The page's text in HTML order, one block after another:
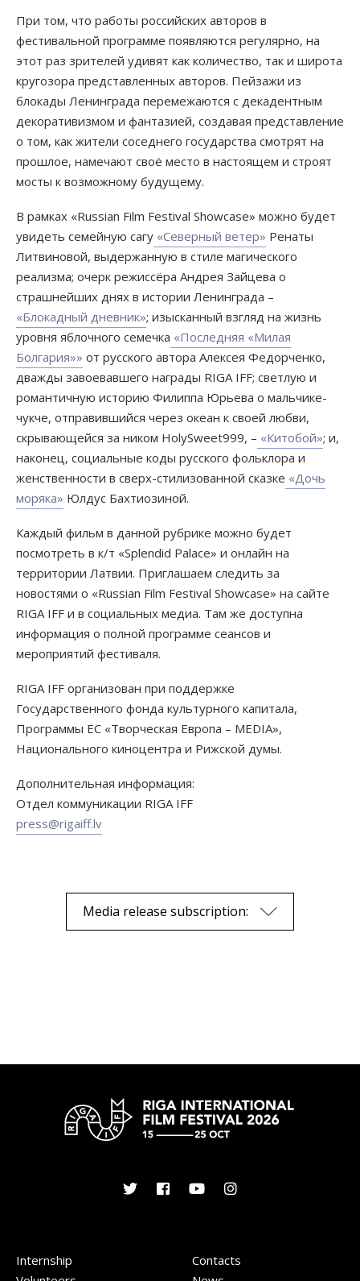
При том, что работы российских авторов в
фестивальной программе появляются регулярно, на
этот раз зрителей удивят как количество, так и широта
кругозора представленных авторов. Пейзажи из
блокады Ленинграда перемежаются с декадентным
декоративизмом и фантазией, создавая представление
о том, как жители соседнего государства смотрят на
прошлое, намечают своё место в настоящем и строят
мосты к возможному будущему.
В рамках «Russian Film Festival Showcase» можно будет
увидеть семейную сагу «Северный ветер» Ренаты
Литвиновой, выдержанную в стиле магического
реализма; очерк режиссёра Андрея Зайцева о
страшнейших днях в истории Ленинграда –
«Блокадный дневник»; изысканный взгляд на жизнь
уровня яблочного семечка «Последняя «Милая
Болгария»» от русского автора Алексея Федорченко,
дважды завоевавшего награды RIGA IFF; светлую и
романтичную историю Филиппа Юрьева о мальчике-
чукче, отправившийся через океан к своей любви,
скрывающейся за ником HolySweet999, – «Китобой»; и,
наконец, социальные коды русского фольклора и
женственности в сверх-стилизованной сказке «Дочь
моряка» Юлдус Бахтиозиной.
Каждый фильм в данной рубрике можно будет
посмотреть в к/т «Splendid Palace» и онлайн на
территории Латвии. Приглашаем следить за
новостями о «Russian Film Festival Showcase» на сайте
RIGA IFF и в социальных медиа. Там же доступна
информация о полной программе сеансов и
мероприятий фестиваля.
RIGA IFF организован при поддержке
Государственного фонда культурного капитала,
Программы ЕС «Творческая Европа – MEDIA»,
Национального киноцентра и Рижской думы.
Дополнительная информация:
Отдел коммуникации RIGA IFF
press@rigaiff.lv
Media release subscription:
Internship
Contacts